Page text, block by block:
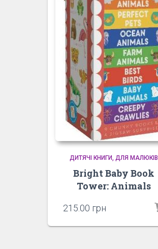
ДИТЯЧІ КНИГИ ДЛЯ МАЛЮКІВ
Bright Baby Book
Tower: Animals
215.00 грн